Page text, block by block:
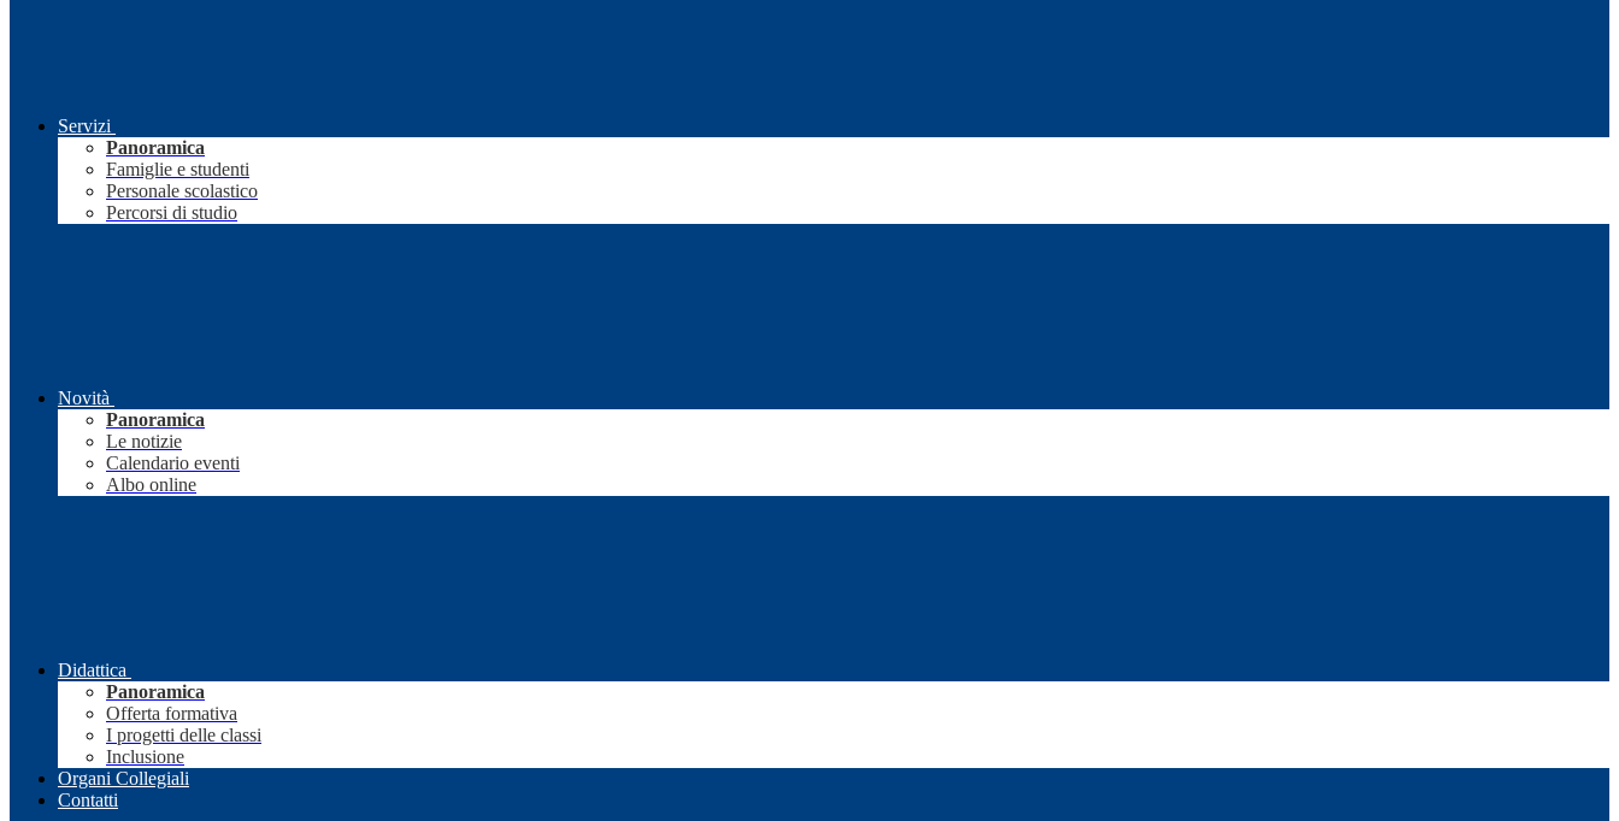
Servizi
Panoramica
Famiglie e studenti
Personale scolastico
Percorsi di studio
Novità
Panoramica
Le notizie
Calendario eventi
Albo online
Didattica
Panoramica
Offerta formativa
I progetti delle classi
Inclusione
Organi Collegiali
Contatti